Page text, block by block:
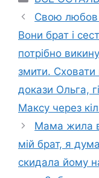
Свою любов
Вони брат і
потрібно
змити. Сховати
докази Ольга,
Максу через
Mама жила
мій брат, я
скидала йому